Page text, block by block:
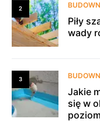
2
Piły
wady
3
Jakie
się w